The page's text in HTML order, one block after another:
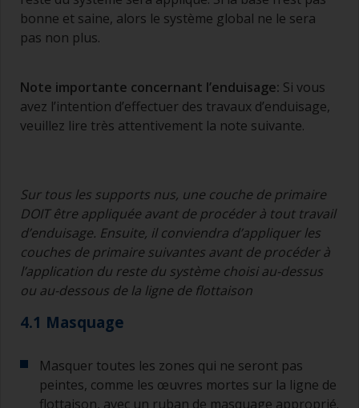
bonne et saine, alors le système global ne le sera
pas non plus.
Note importante concernant l’enduisage: Si vous
avez l’intention d’effectuer des travaux d’enduisage,
veuillez lire très attentivement la note suivante.
Sur tous les supports nus, une couche de primaire
DOIT être appliquée avant de procéder à tout travail
d’enduisage. Ensuite, il conviendra d’appliquer les
couches de primaire suivantes avant de procéder à
l’application du reste du système choisi au-dessus
ou au-dessous de la ligne de flottaison
4.1 Masquage
Masquer toutes les zones qui ne seront pas
peintes, comme les œuvres mortes sur la ligne de
flottaison, avec un ruban de masquage approprié.